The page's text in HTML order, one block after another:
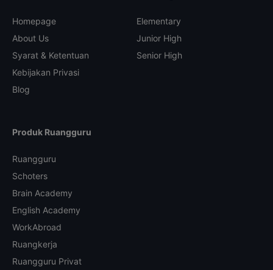
Homepage
About Us
Syarat & Ketentuan
Kebijakan Privasi
Blog
Elementary
Junior High
Senior High
Produk Ruangguru
Ruangguru
Schoters
Brain Academy
English Academy
WorkAbroad
Ruangkerja
Ruangguru Privat